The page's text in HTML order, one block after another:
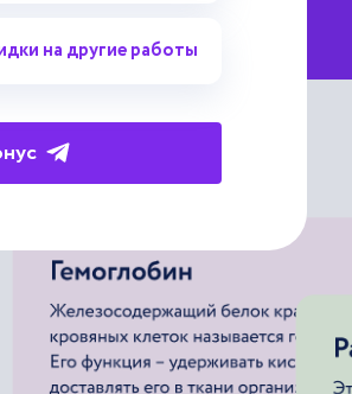
(имя прил.) неизменяемое
(имя прил.) непритяжательное
(имя прил.) отглагольное
(имя прил.) порядковое
(имя прил.) предикативное
(имя прил.) притяжательное
на другие работы